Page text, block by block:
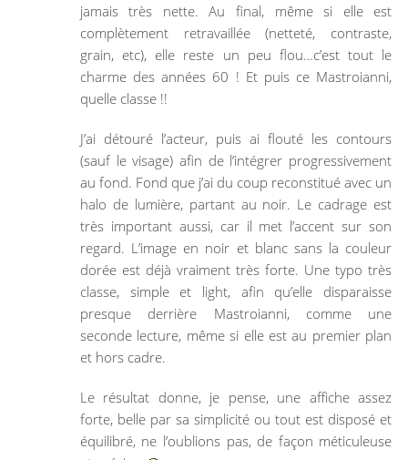
jamais très nette. Au final, même si elle est
complètement retravaillée (netteté, contraste,
grain, etc), elle reste un peu flou…c’est tout le
charme des années 60 ! Et puis ce Mastroianni,
quelle classe !!
J’ai détouré l’acteur, puis ai flouté les contours
(sauf le visage) afin de l’intégrer progressivement
au fond. Fond que j’ai du coup reconstitué avec un
halo de lumière, partant au noir. Le cadrage est
très important aussi, car il met l’accent sur son
regard. L’image en noir et blanc sans la couleur
dorée est déjà vraiment très forte. Une typo très
classe, simple et light, afin qu’elle disparaisse
presque derrière Mastroianni, comme une
seconde lecture, même si elle est au premier plan
et hors cadre.
Le résultat donne, je pense, une affiche assez
forte, belle par sa simplicité ou tout est disposé et
équilibré, ne l’oublions pas, de façon méticuleuse